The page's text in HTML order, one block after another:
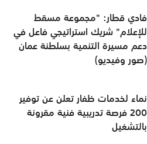
فادي قطار: "مجموعة مسقط
للإعلام" شريك استراتيجي فاعل في
دعم مسيرة التنمية بسلطنة عمان
(صور وفيديو)
نماء لخدمات ظفار تعلن عن توفير
200 فرصة تدريبية فنية مقرونة
بالتشغيل